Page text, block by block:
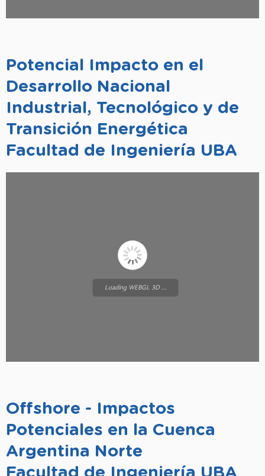
Potencial Impacto en el
Desarrollo Nacional
Industrial, Tecnológico y de
Transición Energética
Facultad de Ingeniería UBA
Loading WEBGL 3D ...
Offshore - Impactos
Potenciales en la Cuenca
Argentina Norte
Facultad de Ingeniería UBA